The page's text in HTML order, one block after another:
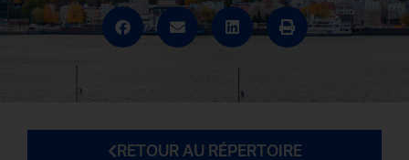
RETOUR AU RÉPERTOIRE